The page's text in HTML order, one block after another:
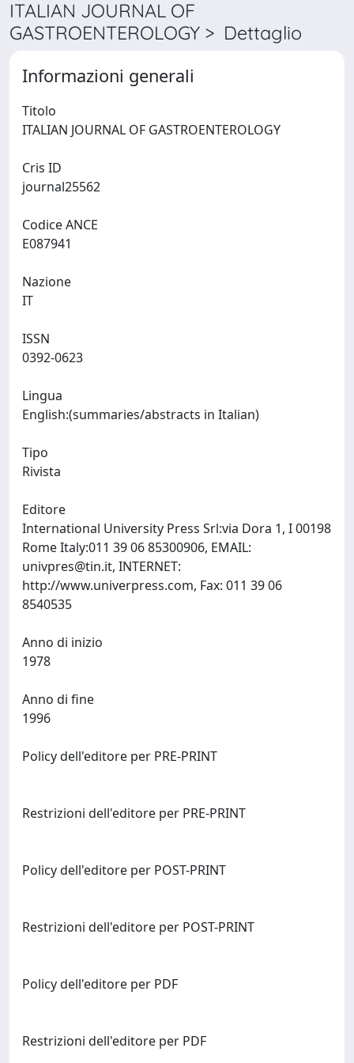
ITALIAN JOURNAL OF
GASTROENTEROLOGY > Dettaglio
Informazioni generali
Titolo
Cris ID
Codice ANCE
Nazione
ISSN
Lingua
Tipo
Rivista
Editore
International University Press Srl:via Dora 1, I 00198
Rome Italy:011 39 06 85300906, EMAIL:
univpres@tin.it, INTERNET:
http://www.univerpress.com, Fax: 011 39 06
Anno di inizio
Anno di fine
Policy dell'editore per PRE-PRINT
Restrizioni dell'editore per PRE-PRINT
Policy dell'editore per POST-PRINT
Restrizioni dell'editore per POST-PRINT
Policy dell'editore per PDF
Restrizioni dell'editore per PDF